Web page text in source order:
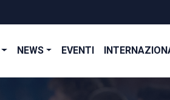
NEWS EVENTI